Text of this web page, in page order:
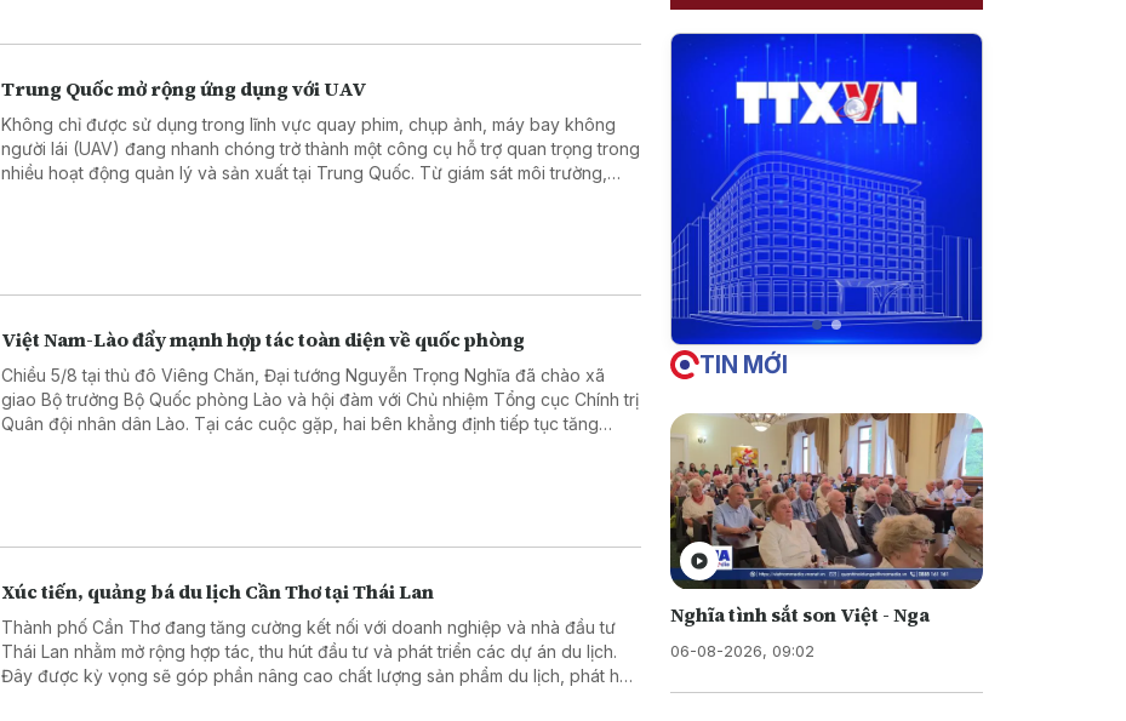
Trung Quốc mở rộng ứng dụng với UAV
Không chỉ được sử dụng trong lĩnh vực quay phim, chụp ảnh, máy bay không
người lái (UAV) đang nhanh chóng trở thành một công cụ hỗ trợ quan trọng trong
nhiều hoạt động quản lý và sản xuất tại Trung Quốc. Từ giám sát môi trường,
Việt Nam-Lào đẩy mạnh hợp tác toàn diện về quốc phòng
Chiều 5/8 tại thủ đô Viêng Chăn, Đại tướng Nguyễn Trọng Nghĩa đã chào xã
giao Bộ trưởng Bộ Quốc phòng Lào và hội đàm với Chủ nhiệm Tổng cục Chính trị
Quân đội nhân dân Lào. Tại các cuộc gặp, hai bên khẳng định tiếp tục tăng
Xúc tiến, quảng bá du lịch Cần Thơ tại Thái Lan
Thành phố Cần Thơ đang tăng cường kết nối với doanh nghiệp và nhà đầu tư
Thái Lan nhằm mở rộng hợp tác, thu hút đầu tư và phát triển các dự án du lịch.
Đây được kỳ vọng sẽ góp phần nâng cao chất lượng sản phẩm du lịch, phát huy
TIN MỚI
Nghĩa tình sắt son Việt - Nga
06-08-2026, 09:02